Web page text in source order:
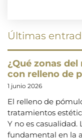
Últimas
¿Qué zonas
con relleno de
1 junio 2026
El relleno de
tratamientos
Y no es
fundamental en la